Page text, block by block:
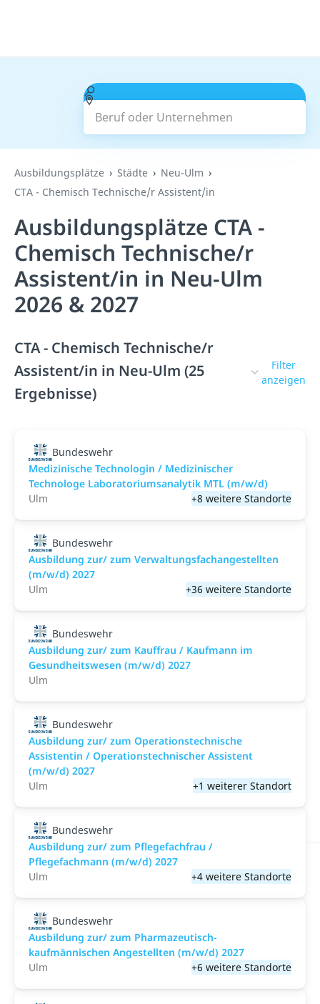
Beruf oder Unternehmen
Suchen
Ausbildungsplätze Städte
Neu-Ulm
CTA - Chemisch Technische/r Assistent/in
Ausbildungsplätze CTA -
Chemisch Technische/r
Assistent/in in Neu-Ulm
2026 & 2027
CTA - Chemisch Technische/r
Assistent/in in Neu-Ulm (25
Ergebnisse)
Filter
anzeigen
Bundeswehr
Medizinische Technologin / Medizinischer
Technologe Laboratoriumsanalytik MTL (m/w/d)
Ulm
+8 weitere Standorte
Bundeswehr
Ausbildung zur/ zum Verwaltungsfachangestellten
(m/w/d) 2027
Ulm
+36 weitere Standorte
Bundeswehr
Ausbildung zur/ zum Kauffrau / Kaufmann im
Gesundheitswesen (m/w/d) 2027
Ulm
Bundeswehr
Ausbildung zur/ zum Operationstechnische
Assistentin / Operationstechnischer Assistent
(m/w/d) 2027
Ulm
+1 weiterer Standort
Bundeswehr
Ausbildung zur/ zum Pflegefachfrau /
Pflegefachmann (m/w/d) 2027
Ulm
+4 weitere Standorte
Bundeswehr
Ausbildung zur/ zum Pharmazeutisch-
kaufmännischen Angestellten (m/w/d) 2027
Ulm
+6 weitere Standorte